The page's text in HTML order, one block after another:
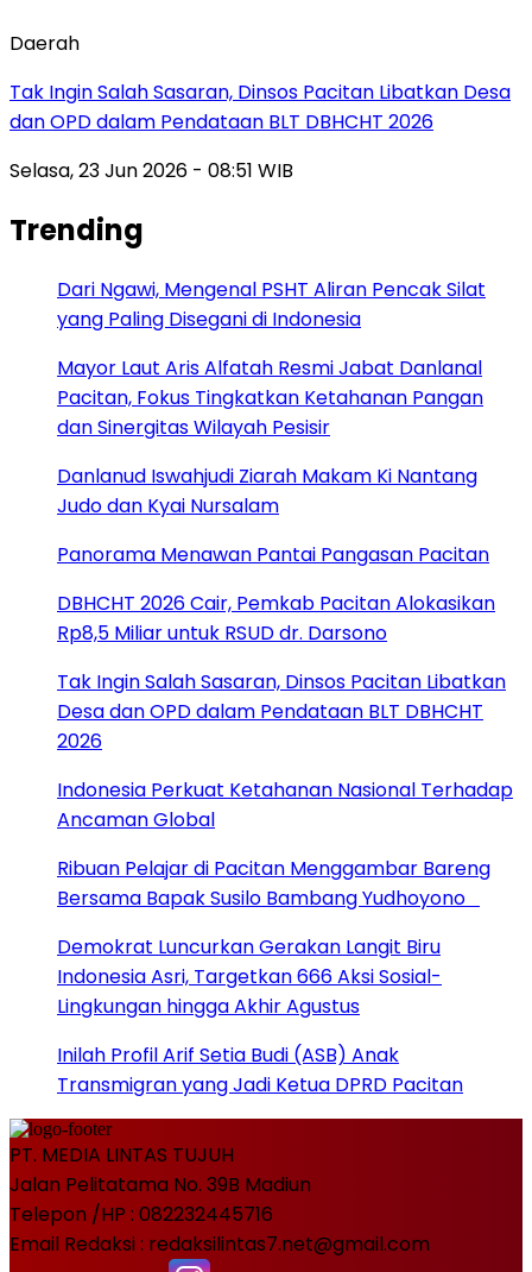
Daerah
Tak Ingin Salah Sasaran, Dinsos Pacitan Libatkan Desa
dan OPD dalam Pendataan BLT DBHCHT 2026
Selasa, 23 Jun 2026 - 08:51 WIB
Trending
Dari Ngawi, Mengenal PSHT Aliran Pencak Silat
yang Paling Disegani di Indonesia
Mayor Laut Aris Alfatah Resmi Jabat Danlanal
Pacitan, Fokus Tingkatkan Ketahanan Pangan
dan Sinergitas Wilayah Pesisir
Danlanud Iswahjudi Ziarah Makam Ki Nantang
Judo dan Kyai Nursalam
Panorama Menawan Pantai Pangasan Pacitan
DBHCHT 2026 Cair, Pemkab Pacitan Alokasikan
Rp8,5 Miliar untuk RSUD dr. Darsono
Tak Ingin Salah Sasaran, Dinsos Pacitan Libatkan
Desa dan OPD dalam Pendataan BLT DBHCHT
2026
Indonesia Perkuat Ketahanan Nasional Terhadap
Ancaman Global
Ribuan Pelajar di Pacitan Menggambar Bareng
Bersama Bapak Susilo Bambang Yudhoyono
Demokrat Luncurkan Gerakan Langit Biru
Indonesia Asri, Targetkan 666 Aksi Sosial-
Lingkungan hingga Akhir Agustus
Inilah Profil Arif Setia Budi (ASB) Anak
Transmigran yang Jadi Ketua DPRD Pacitan
PT. MEDIA LINTAS TUJUH
Jalan Pelitatama No. 39B Madiun
Telepon /HP : 082232445716
Email Redaksi : redaksilintas7.net@gmail.com